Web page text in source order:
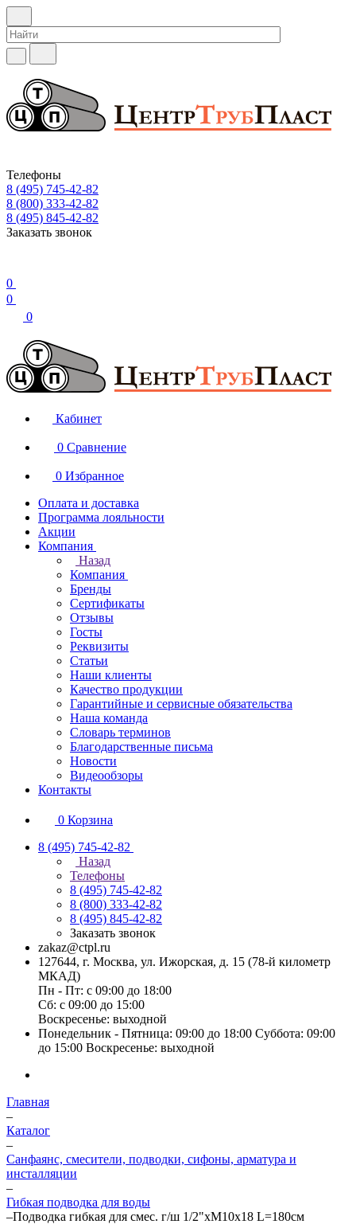
Телефоны
8 (495) 745-42-82
8 (800) 333-42-82
8 (495) 845-42-82
Заказать звонок
0
0
0
Кабинет
0 Сравнение
0 Избранное
Оплата и доставка
Программа лояльности
Акции
Компания
Назад
Компания
Бренды
Сертификаты
Отзывы
Госты
Реквизиты
Статьи
Наши клиенты
Качество продукции
Гарантийные и сервисные обязательства
Наша команда
Словарь терминов
Благодарственные письма
Новости
Видеообзоры
Контакты
0 Корзина
8 (495) 745-42-82
Назад
Телефоны
8 (495) 745-42-82
8 (800) 333-42-82
8 (495) 845-42-82
Заказать звонок
zakaz@ctpl.ru
127644, г. Москва, ул. Ижорская, д. 15 (78-й километр
МКАД)
Пн - Пт: с 09:00 до 18:00
Сб: с 09:00 до 15:00
Воскресенье: выходной
Понедельник - Пятница: 09:00 до 18:00 Суббота: 09:00
до 15:00 Воскресенье: выходной
Главная
–
Каталог
–
Санфаянс, смесители, подводки, сифоны, арматура и
инсталляции
–
Гибкая подводка для воды
–Подводка гибкая для смес. г/ш 1/2"хМ10х18 L=180см